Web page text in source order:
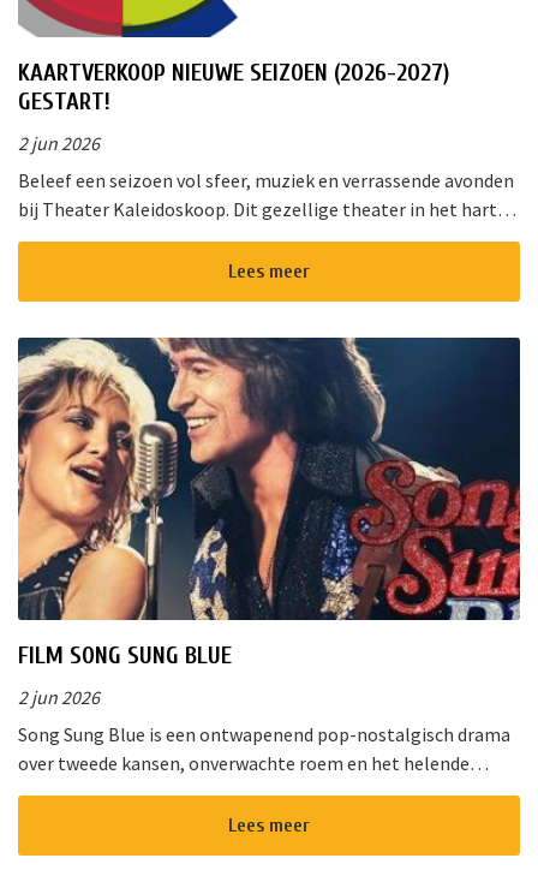
KAARTVERKOOP NIEUWE SEIZOEN (2026-2027)
GESTART!
2 jun 2026
Beleef een seizoen vol sfeer, muziek en verrassende avonden
bij Theater Kaleidoskoop. Dit gezellige theater in het hart
van Nieuwkoop biedt een gevarieerd programma voor jong
Lees meer
FILM SONG SUNG BLUE
2 jun 2026
Song Sung Blue is een ontwapenend pop-nostalgisch drama
over tweede kansen, onverwachte roem en het helende
vermogen van muziek. Van de diepe gloed van “Cracklin&rsq...
Lees meer